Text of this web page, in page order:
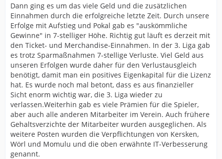
Dann ging es um das viele Geld und die zusätzlichen
Einnahmen durch die erfolgreiche letzte Zeit. Durch unsere
Erfolge mit Aufstieg und Pokal gab es "auskömmliche
Gewinne" in 7-stelliger Höhe. Richtig gut läuft es derzeit mit
den Ticket- und Merchandise-Einnahmen. In der 3. Liga gab
es trotz Sparmaßnahmen 7-stellige Verluste. Viel Geld aus
unseren Erfolgen wurde daher für den Verlustausgleich
benötigt, damit man ein positives Eigenkapital für die Lizenz
hat. Es wurde noch mal betont, dass es aus finanzieller
Sicht enorm wichtig war, die 3. Liga wieder zu
verlassen.Weiterhin gab es viele Prämien für die Spieler,
aber auch alle anderen Mitarbeiter im Verein. Auch frühere
Gehaltsverzichte der Mitarbeiter wurden ausgeglichen. Als
weitere Posten wurden die Verpflichtungen von Kersken,
Wörl und Momulu und die oben erwähnte IT-Verbesserung
genannt.